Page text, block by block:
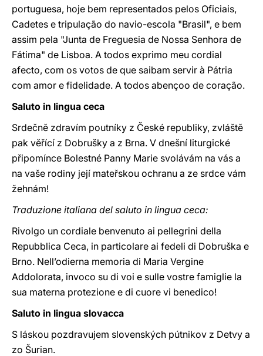
portuguesa, hoje bem representados pelos Oficiais,
Cadetes e tripulação do navio-escola "Brasil", e bem
assim pela "Junta de Freguesia de Nossa Senhora de
Fátima" de Lisboa. A todos exprimo meu cordial
afecto, com os votos de que saibam servir à Pátria
com amor e fidelidade. A todos abençoo de coração.
Saluto in lingua ceca
Srdečně zdravím poutníky z České republiky, zvláště
pak věřící z Dobrušky a z Brna. V dnešní liturgické
připomínce Bolestné Panny Marie svolávám na vás a
na vaše rodiny její mateřskou ochranu a ze srdce vám
žehnám!
Traduzione italiana del saluto in lingua ceca:
Rivolgo un cordiale benvenuto ai pellegrini della
Repubblica Ceca, in particolare ai fedeli di Dobruška e
Brno. Nell’odierna memoria di Maria Vergine
Addolorata, invoco su di voi e sulle vostre famiglie la
sua materna protezione e di cuore vi benedico!
Saluto in lingua slovacca
S láskou pozdravujem slovenských pútnikov z Detvy a
zo Šurian.